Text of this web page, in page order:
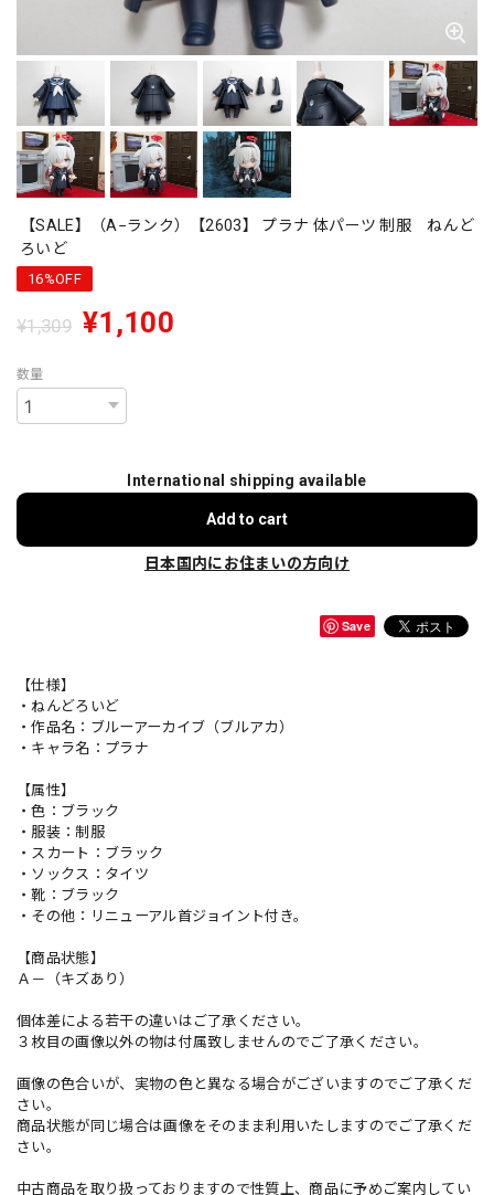
【SALE】（A−ランク）【2603】 プラナ 体パーツ 制服 ねんど
ろいど
16%OFF
¥1,309 ¥1,100
数量
International shipping available
Add to cart
日本国内にお住まいの方向け
Save
【仕様】
・ねんどろいど
・作品名：ブルーアーカイブ（ブルアカ）
・キャラ名：プラナ
【属性】
・色：ブラック
・服装：制服
・スカート：ブラック
・ソックス：タイツ
・靴：ブラック
・その他：リニューアル首ジョイント付き。
【商品状態】
Ａ－（キズあり）
個体差による若干の違いはご了承ください。
３枚目の画像以外の物は付属致しませんのでご了承ください。
画像の色合いが、実物の色と異なる場合がございますのでご了承くだ
さい。
商品状態が同じ場合は画像をそのまま利用いたしますのでご了承くだ
さい。
中古商品を取り扱っておりますので性質上、商品に予めご案内してい